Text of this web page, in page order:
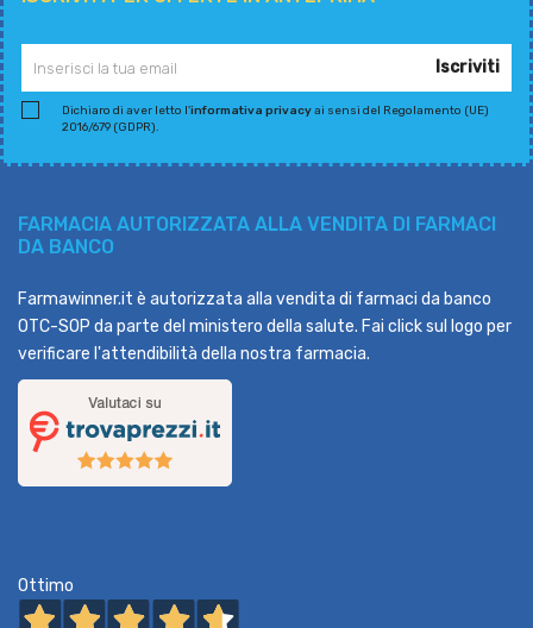
Iscriviti
Dichiaro di aver letto l'informativa privacyai sensi del Regolamento (UE)
2016/679 (GDPR).
FARMACIA AUTORIZZATA ALLA VENDITA DI FARMACI
DA BANCO
Farmawinner.it è autorizzata alla vendita di farmaci da banco
OTC-SOP da parte del ministero della salute. Fai click sul logo per
verificare l'attendibilità della nostra farmacia.
Ottimo